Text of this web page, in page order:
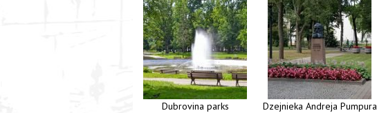
Dubrovina parks
Dzejnieka Andreja Pumpura